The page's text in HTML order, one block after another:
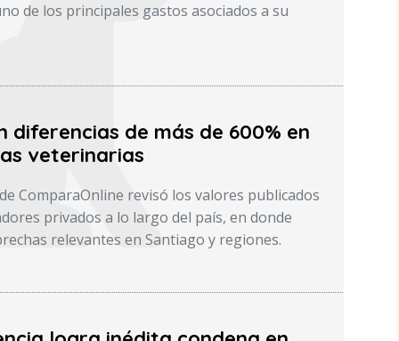
de los principales gastos asociados a su
diferencias de más de 600% en
veterinarias
ComparaOnline revisó los valores publicados
privados a lo largo del país, en donde
relevantes en Santiago y regiones.